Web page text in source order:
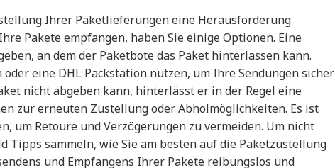
Ihrer Paketlieferungen eine Herausforderung
Pakete empfangen, haben Sie einige Optionen. Eine
an dem der Paketbote das Paket hinterlassen kann.
eine DHL Packstation nutzen, um Ihre Sendungen sicher
nicht abgeben kann, hinterlässt er in der Regel eine
zur erneuten Zustellung oder Abholmöglichkeiten. Es ist
um Retoure und Verzögerungen zu vermeiden. Um nicht
Tipps sammeln, wie Sie am besten auf die Paketzustellung
und Empfangens Ihrer Pakete reibungslos und